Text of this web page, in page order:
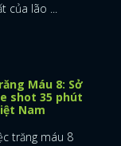
của lão ...
Máu 8: Sở
shot 35 phút
Nam
trăng máu 8